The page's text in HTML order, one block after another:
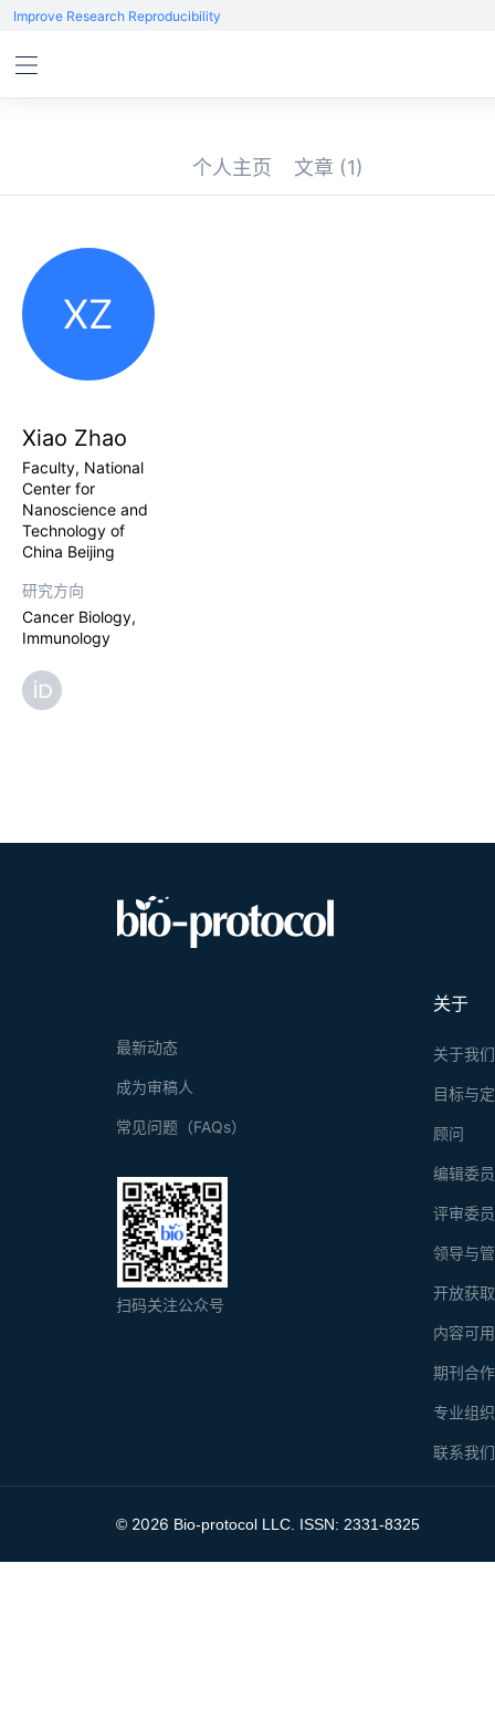
Improve Research Reproducibility
个人主页 文章 (1)
XZ
Xiao Zhao
Faculty, National
Center for
Nanoscience and
Technology of
China Beijing
研究方向
Cancer Biology,
Immunology
关于
关于我们
目标与
顾问
编辑委
评审委
领导与
开放获
内容可
期刊合
专业组
联系我们
最新动态
成为审稿人
常见问题（FAQs）
扫码关注公众号
© 2026 Bio-protocol LLC. ISSN: 2331-8325